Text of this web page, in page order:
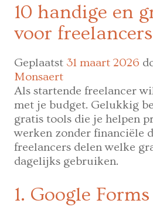
10 handige en
voor freelancers
Geplaatst 31 maart 2026
Monsaert
Als startende freelancer
met je budget. Gelukkig
gratis tools die je helpen
werken zonder financiële
freelancers delen welke
dagelijks gebruiken.
1. Google Forms